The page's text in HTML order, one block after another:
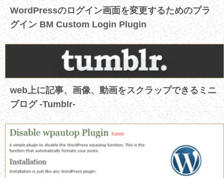
WordPressのログイン画面を変更するためのプラ
グイン BM Custom Login Plugin
web上に記事、画像、動画をスクラップできるミニ
ブログ -Tumblr-